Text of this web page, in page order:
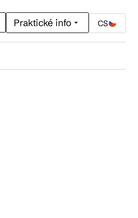
Praktické info CS